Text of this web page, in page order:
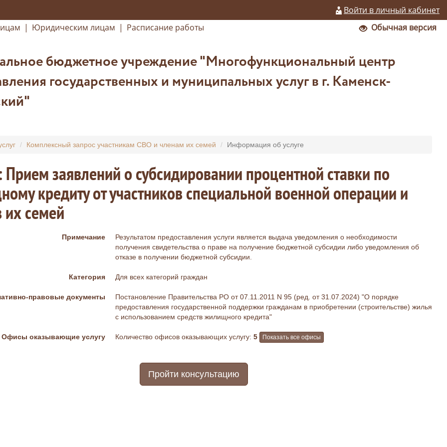
Войти в личный кабинет
| Юридическим лицам | Расписание работы Обычная версия
бюджетное учреждение "Многофункциональный центр
государственных и муниципальных услуг в г. Каменск-
Комплексный запрос участникам СВО и членам их семей Информация об услуге
Прием заявлений о субсидировании процентной ставки по
кредиту от участников специальной военной операции и
их семей
Примечание
Результатом предоставления услуги является выдача уведомления о необходимости
получения свидетельства о праве на получение бюджетной субсидии либо уведомления об
отказе в получении бюджетной субсидии.
Категория Для всех категорий граждан
правовые документы
Постановление Правительства РО от 07.11.2011 N 95 (ред. от 31.07.2024) "О порядке
предоставления государственной поддержки гражданам в приобретении (строительстве) жилья
с использованием средств жилищного кредита"
Офисы оказывающие услугу Количество офисов оказывающих услугу: 5 Показать все офисы
Пройти консультацию